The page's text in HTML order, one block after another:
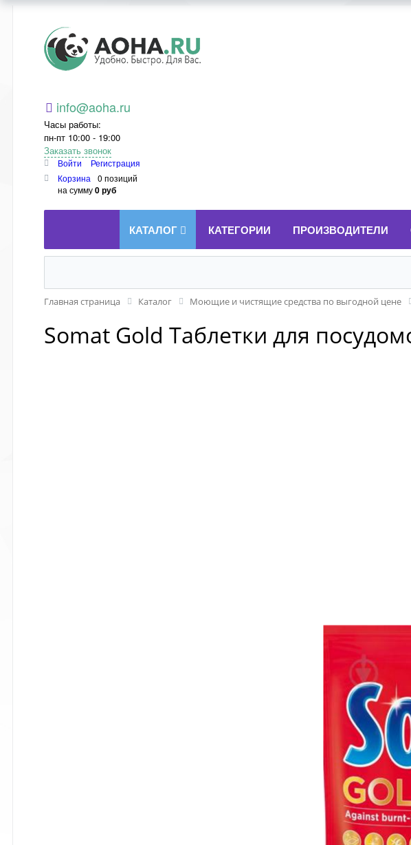
Aoha.ru
info@aoha.ru
Часы работы:
пн-пт 10:00 - 19:00
Заказать звонок
Войти
Регистрация
Корзина
0 позиций
на сумму0 руб
КАТАЛОГ КАТЕГОРИИ ПРОИЗВОДИТЕЛИ
Главная страница Каталог Моющие и чистящие средства по выгодной цене
Somat Gold Таблетки для